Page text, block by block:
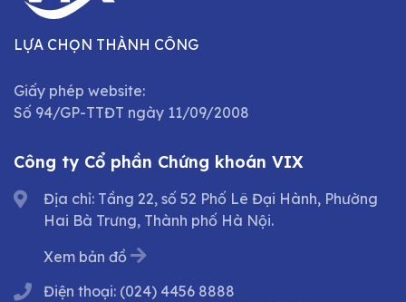
LỰA CHỌN THÀNH CÔNG
Giấy phép website:
Số 94/GP-TTĐT ngày 11/09/2008
Công ty Cổ phần Chứng khoán VIX
Địa chỉ: Tầng 22, số 52 Phố Lê Đại Hành, Phường
Hai Bà Trưng, Thành phố Hà Nội.
Xem bản đồ
Điện thoại: (024) 4456 8888